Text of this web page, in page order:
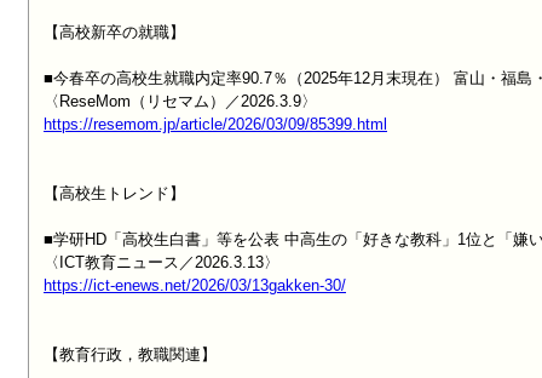
【高校新卒の就職】
■今春卒の高校生就職内定率90.7％（2025年12月末現在） 富山・福島
https://resemom.jp/article/2026/03/09/85399.html
【高校生トレンド】
■学研HD「高校生白書」等を公表 中高生の「好きな教科」1位と「嫌
https://ict-enews.net/2026/03/13gakken-30/
【教育行政，教職関連】